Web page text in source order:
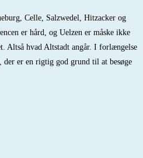
Celle, Salzwedel, Hitzacker og
er hård, og Uelzen er måske ikke
Altså hvad Altstadt angår. I forlængelse
er en rigtig god grund til at besøge